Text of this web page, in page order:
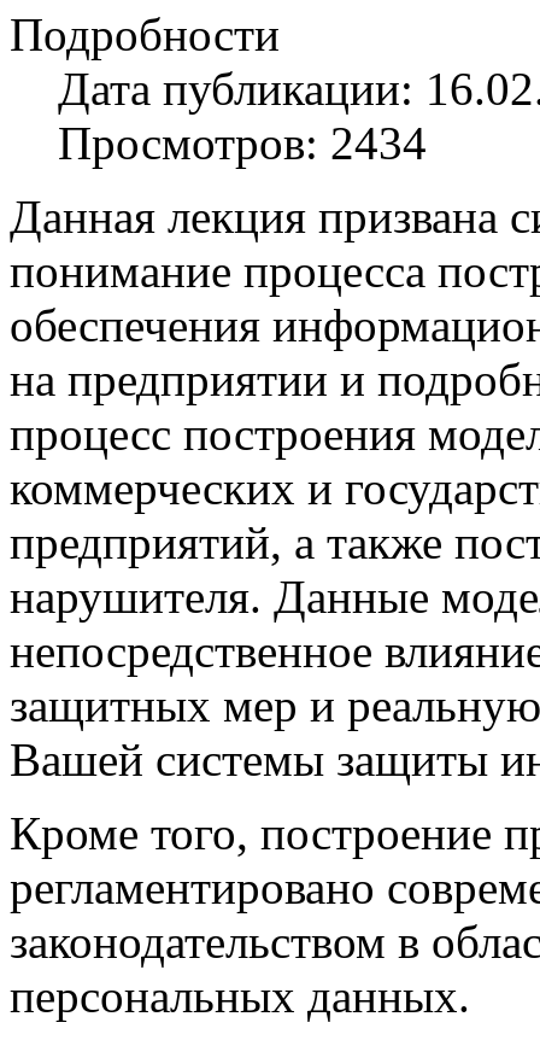
Подробности
Дата публикации:
Просмотров: 2434
Данная лекция призвана
понимание процесса
обеспечения
на предприятии и
процесс построения
коммерческих и
предприятий, а также
нарушителя. Данные
непосредственное
защитных мер и
Вашей системы защиты
Кроме того, построение
регламентировано
законодательством в
персональных данных.